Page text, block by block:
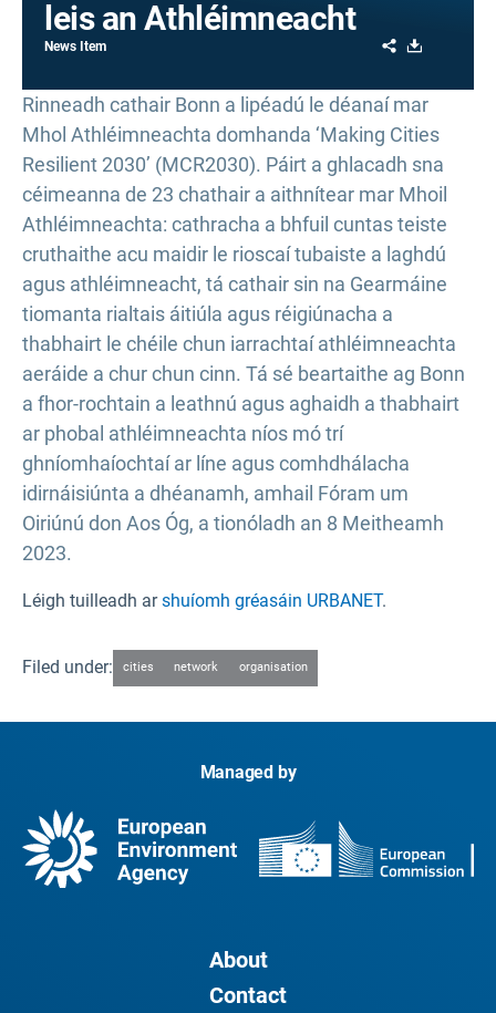
leis an Athléimneacht
News Item Share
Rinneadh cathair Bonn a lipéadú le déanaí mar
Mhol Athléimneachta domhanda ‘Making Cities
Resilient 2030’ (MCR2030). Páirt a ghlacadh sna
céimeanna de 23 chathair a aithnítear mar Mhoil
Athléimneachta: cathracha a bhfuil cuntas teiste
cruthaithe acu maidir le rioscaí tubaiste a laghdú
agus athléimneacht, tá cathair sin na Gearmáine
tiomanta rialtais áitiúla agus réigiúnacha a
thabhairt le chéile chun iarrachtaí athléimneachta
aeráide a chur chun cinn. Tá sé beartaithe ag Bonn
a fhor-rochtain a leathnú agus aghaidh a thabhairt
ar phobal athléimneachta níos mó trí
ghníomhaíochtaí ar líne agus comhdhálacha
idirnáisiúnta a dhéanamh, amhail Fóram um
Oiriúnú don Aos Óg, a tionóladh an 8 Meitheamh
2023.
Léigh tuilleadh arshuíomh gréasáin URBANET.
Filed under: cities network organisation
Managed by
About
Contact